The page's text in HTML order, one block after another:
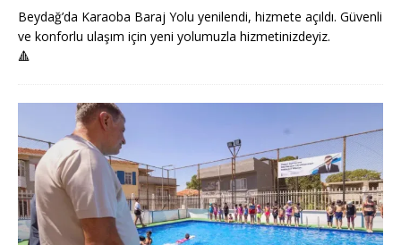
Beydağ’da Karaoba Baraj Yolu yenilendi, hizmete açıldı. Güvenli
ve konforlu ulaşım için yeni yolumuzla hizmetinizdeyiz.
🔺